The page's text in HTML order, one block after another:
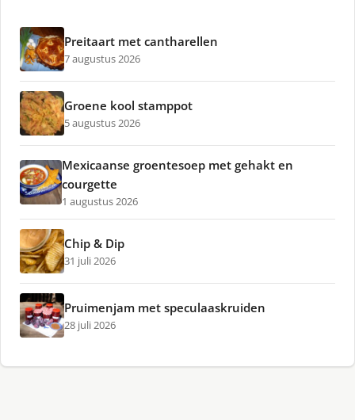
Preitaart met cantharellen
7 augustus 2026
Groene kool stamppot
5 augustus 2026
Mexicaanse groentesoep met gehakt en
courgette
1 augustus 2026
Chip & Dip
31 juli 2026
Pruimenjam met speculaaskruiden
28 juli 2026